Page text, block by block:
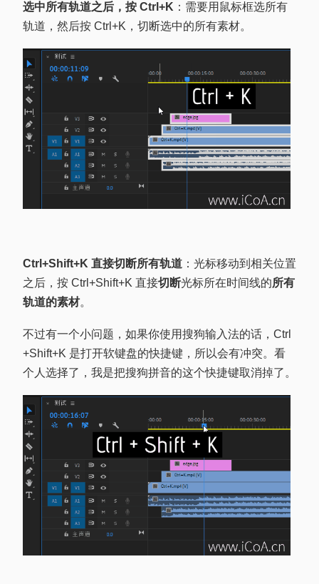
选中所有轨道之后，按 Ctrl+K ：需要用鼠标框选所有
轨道，然后按 Ctrl+K，切断选中的所有素材。
Ctrl+Shift+K 直接切断所有轨道 ：光标移动到相关位置
之后，按 Ctrl+Shift+K 直接切断光标所在时间线的所有
轨道的素材。
不过有一个小问题，如果你使用搜狗输入法的话，Ctrl
+Shift+K 是打开软键盘的快捷键，所以会有冲突。看
个人选择了，我是把搜狗拼音的这个快捷键取消掉了。